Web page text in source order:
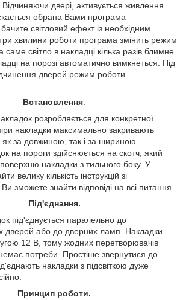
Відчиняючи двері, активується живлення
обрана Вами програма
світловий ефект із необхідним
хвилини роботи програма змінить режим
саме світло в накладці кілька разів блимне
на порозі автоматично вимкнеться. Під
дверей режим роботи
Встановлення
розробляється для конкретної
накладки максимально закривають
за довжиною, так і за шириною.
на пороги здійснюється на скотч, який
накладки з тильного боку. У
велику кількість інструкцій зі
зможете знайти відповіді на всі питання.
Під'єднання.
під'єднується паралельно до
дверей або до дверних ламп. Накладки
12 В, тому жодних перетворювачів
потреби. Простіше звернутися до
накладки з підсвіткою дуже
Принцип роботи.